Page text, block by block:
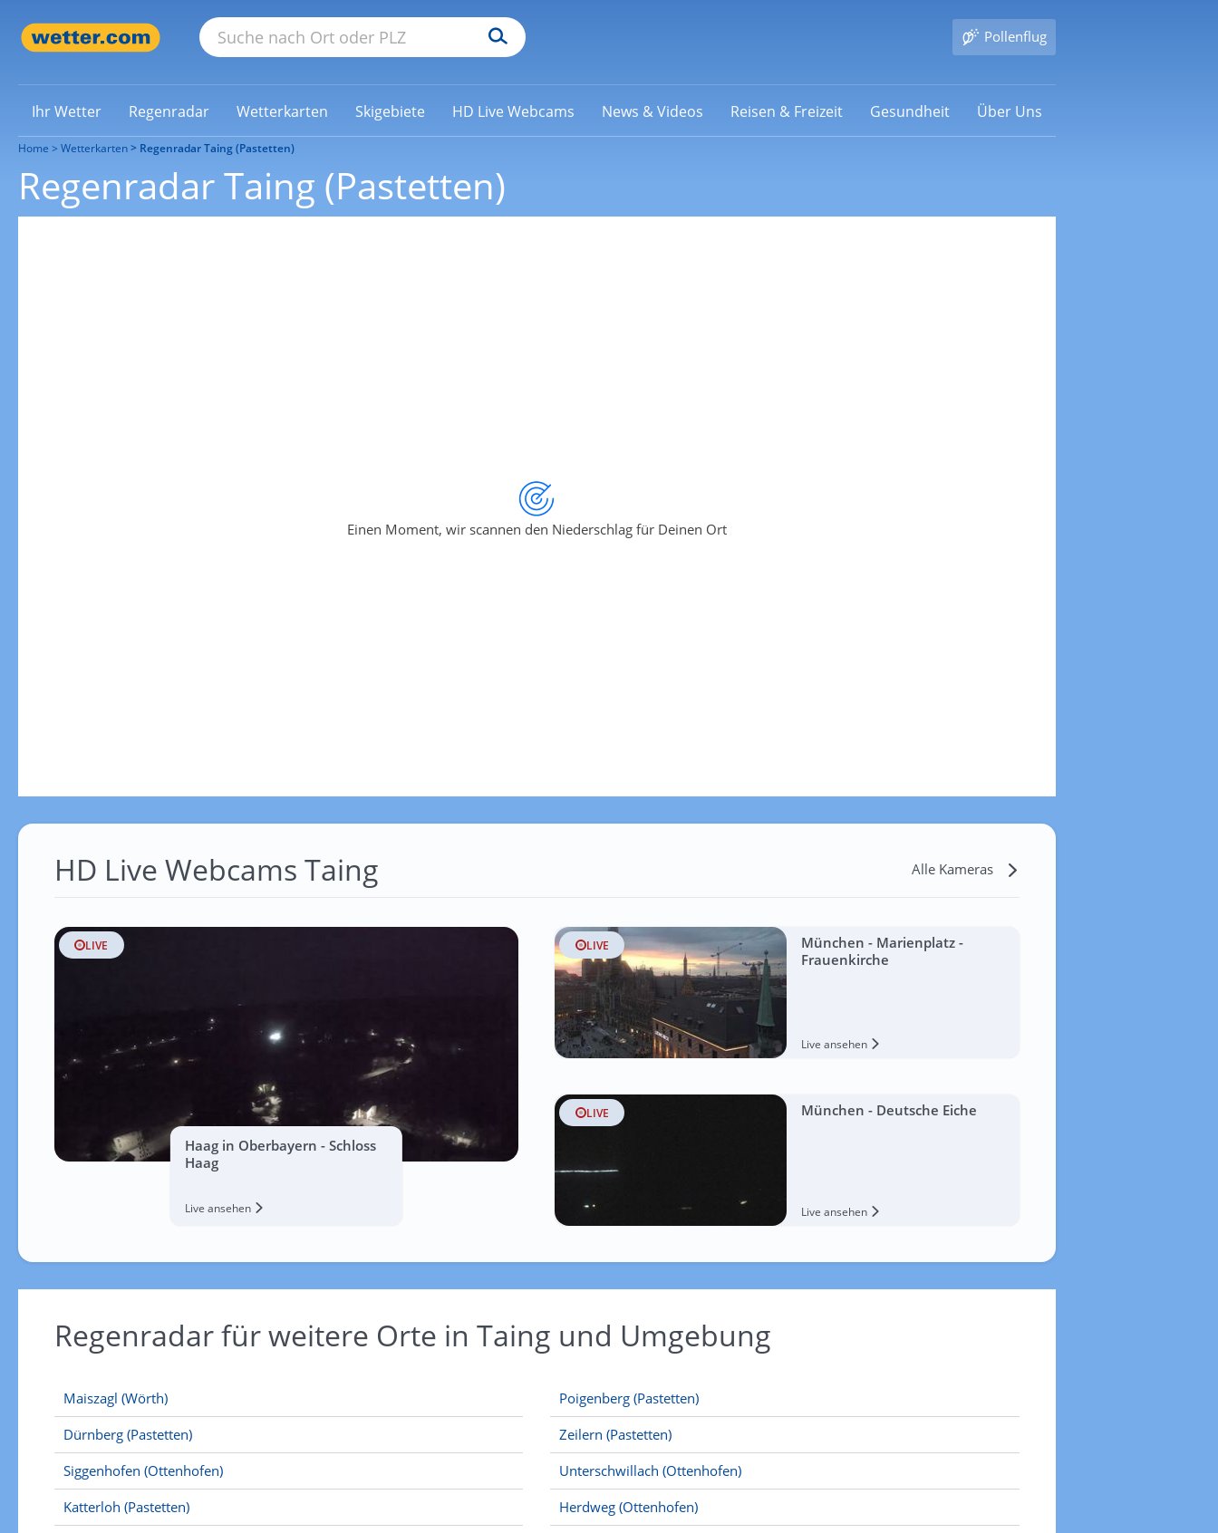
Pollenflug
Ihr Wetter Regenradar Wetterkarten Skigebiete HD Live Webcams News & Videos Reisen & Freizeit Gesundheit Über Uns
Home Wetterkarten Regenradar Taing (Pastetten)
Regenradar Taing (Pastetten)
Einen Moment, wir scannen den Niederschlag für Deinen Ort
HD Live Webcams Taing Alle Kameras
LIVE
Haag in Oberbayern - Schloss
Haag
Live ansehen
LIVE
München - Marienplatz -
Frauenkirche
Live ansehen
LIVE München - Deutsche Eiche
Live ansehen
Regenradar für weitere Orte in Taing und Umgebung
Maiszagl (Wörth)
Dürnberg (Pastetten)
Siggenhofen (Ottenhofen)
Katterloh (Pastetten)
Poigenberg (Pastetten)
Zeilern (Pastetten)
Unterschwillach (Ottenhofen)
Herdweg (Ottenhofen)